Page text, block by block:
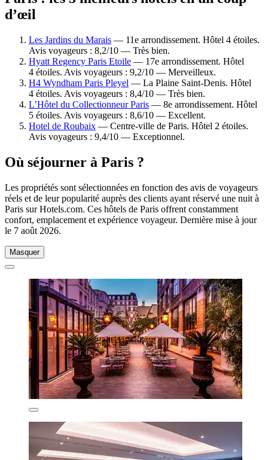
d’œil
Les Jardins du Marais — 11e arrondissement. Hôtel 4 étoiles.
Avis voyageurs : 8,2/10 — Très bien.
Hyatt Regency Paris Etoile — 17e arrondissement. Hôtel
4 étoiles. Avis voyageurs : 9,2/10 — Merveilleux.
H4 Wyndham Paris Pleyel — La Plaine Saint-Denis. Hôtel
4 étoiles. Avis voyageurs : 8,4/10 — Très bien.
L’Hôtel du Collectionneur Paris — 8e arrondissement. Hôtel
5 étoiles. Avis voyageurs : 8,6/10 — Excellent.
Hotel de Roubaix — Centre-ville de Paris. Hôtel 2 étoiles.
Avis voyageurs : 9,4/10 — Exceptionnel.
Où séjourner à Paris ?
Les propriétés sont sélectionnées en fonction des avis de voyageurs
réels et de leur popularité auprès des clients ayant réservé une nuit à
Paris sur Hotels.com. Ces hôtels de Paris offrent constamment
confort, emplacement et expérience voyageur. Dernière mise à jour
le 7 août 2026.
Masquer